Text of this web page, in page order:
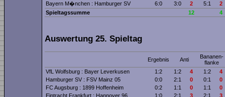
Bayern M�nchen : Hamburger SV
6:0 3:0 2 5:1
2
Spieltagssumme
12 4
Auswertung 25. Spieltag
Ergebnis Anti
Bananen­
flanke
VfL Wolfsburg : Bayer Leverkusen
1:2 1:2 4 1:2
4
Hamburger SV : FSV Mainz 05
0:0 2:1 0 0:1
0
FC Augsburg : 1899 Hoffenheim
0:2 1:1 0 1:1
0
Eintracht Frankfurt : Hannover 96
1:0 2:1 3 2:1
3